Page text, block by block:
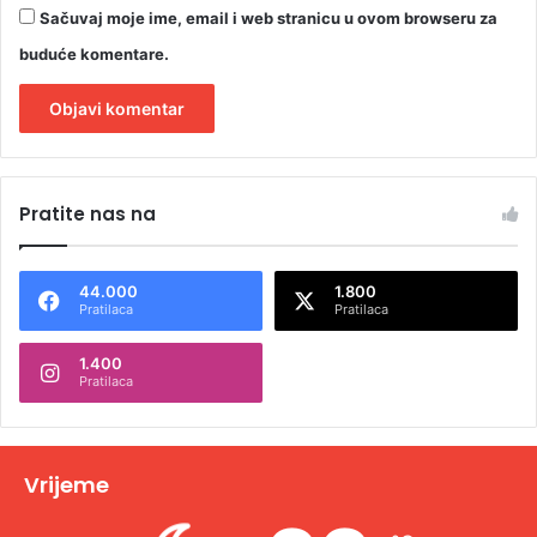
Sačuvaj moje ime, email i web stranicu u ovom browseru za
buduće komentare.
t
n
t
v
Pratite nas na
44.000
Pratilaca
1.800
Pratilaca
1.400
Pratilaca
Vrijeme